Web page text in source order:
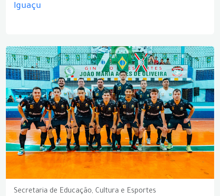
Iguaçu
Secretaria de Educação, Cultura e Esportes